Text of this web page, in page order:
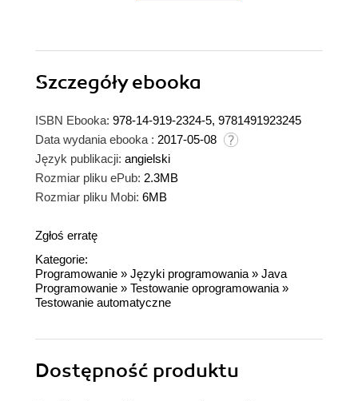
Szczegółyebooka
ISBN Ebooka: 978-14-919-2324-5, 9781491923245
Data wydania ebooka : 2017-05-08
Język publikacji: angielski
Rozmiar pliku ePub: 2.3MB
Rozmiar pliku Mobi: 6MB
Zgłoś erratę
Kategorie:
Programowanie » Języki programowania » Java
Programowanie » Testowanie oprogramowania »
Testowanie automatyczne
Dostępność produktu